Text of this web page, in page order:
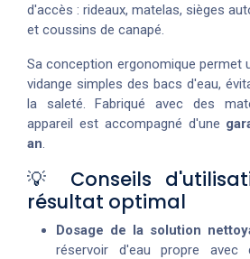
d'accès : rideaux, matelas, sièges
et coussins de canapé.
Sa conception ergonomique permet
vidange simples des bacs d'eau,
la saleté. Fabriqué avec des
appareil est accompagné d'une
an.
💡 Conseils
résultat optimal
Dosage de la solution
réservoir d'eau propre